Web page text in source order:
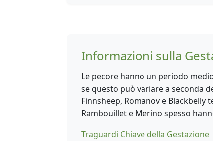
Informazioni sulla
Le pecore hanno un periodo
se questo può variare a seconda
Finnsheep, Romanov e
Rambouillet e Merino spesso
Traguardi Chiave della Gestazione